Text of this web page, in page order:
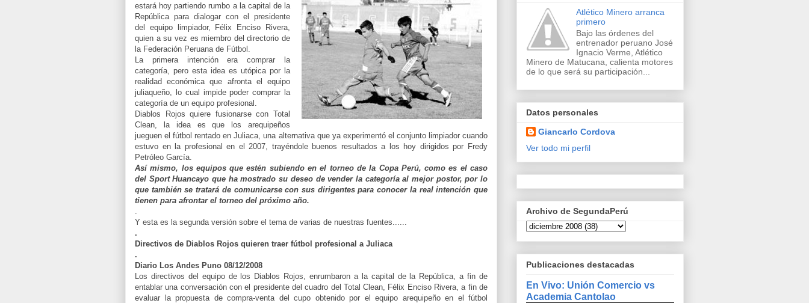
estará hoy partiendo rumbo a la capital de la
República para dialogar con el presidente
del equipo limpiador, Félix Enciso Rivera,
quien a su vez es miembro del directorio de
la Federación Peruana de Fútbol.
La primera intención era comprar la
categoría, pero esta idea es utópica por la
realidad económica que afronta el equipo
juliaqueño, lo cual impide poder comprar la
categoría de un equipo profesional.
Diablos Rojos quiere fusionarse con Total
Clean, la idea es que los arequipeños
jueguen el fútbol rentado en Juliaca, una alternativa que ya experimentó el conjunto limpiador cuando
estuvo en la profesional en el 2007, trayéndole buenos resultados a los hoy dirigidos por Fredy
Petróleo García.
Así mismo, los equipos que estén subiendo en el torneo de la Copa Perú, como es el caso
del Sport Huancayo que ha mostrado su deseo de vender la categoría al mejor postor, por lo
que también se tratará de comunicarse con sus dirigentes para conocer la real intención que
tienen para afrontar el torneo del próximo año.
Y esta es la segunda versión sobre el tema de varias de nuestras fuentes......
.
Directivos de Diablos Rojos quieren traer fútbol profesional a Juliaca
.
Diario Los Andes Puno 08/12/2008
Los directivos del equipo de los Diablos Rojos, enrumbaron a la capital de la República, a fin de
entablar una conversación con el presidente del cuadro del Total Clean, Félix Enciso Rivera, a fin de
evaluar la propuesta de compra-venta del cupo obtenido por el equipo arequipeño en el fútbol
Atlético Minero arranca
primero
Bajo las órdenes del
entrenador peruano José
Ignacio Verme, Atlético
Minero de Matucana, calienta motores
de lo que será su participación...
Datos personales
Giancarlo Cordova
Ver todo mi perfil
Archivo de SegundaPerú
Publicaciones destacadas
En Vivo: Unión Comercio vs
Academia Cantolao